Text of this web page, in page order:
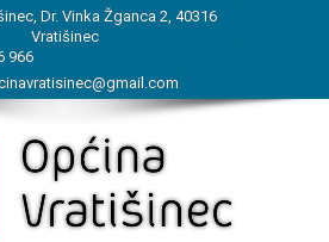
Dr. Vinka Žganca 2, 40316
Vratišinec
966